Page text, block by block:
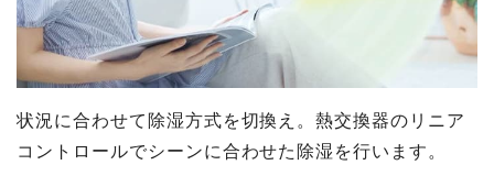
状況に合わせて除湿方式を切換え。熱交換器のリニア
コントロールでシーンに合わせた除湿を行います。